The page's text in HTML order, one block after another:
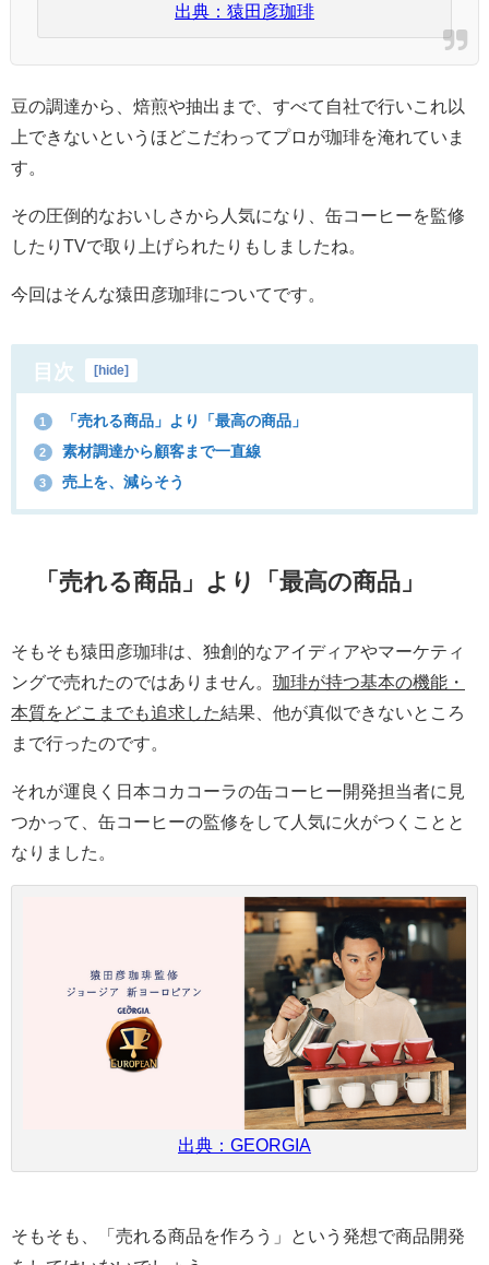
出典：猿田彦珈琲
豆の調達から、焙煎や抽出まで、すべて自社で行いこれ以
上できないというほどこだわってプロが珈琲を淹れていま
す。
その圧倒的なおいしさから人気になり、缶コーヒーを監修
したりTVで取り上げられたりもしましたね。
今回はそんな猿田彦珈琲についてです。
目次 [hide]
1 「売れる商品」より「最高の商品」
2 素材調達から顧客まで一直線
3 売上を、減らそう
「売れる商品」より「最高の商品」
そもそも猿田彦珈琲は、独創的なアイディアやマーケティ
ングで売れたのではありません。 珈琲が持つ基本の機能・
本質をどこまでも追求した結果、他が真似できないところ
まで行ったのです。
それが運良く日本コカコーラの缶コーヒー開発担当者に見
つかって、缶コーヒーの監修をして人気に火がつくことと
なりました。
出典：GEORGIA
そもそも、「売れる商品を作ろう」という発想で商品開発